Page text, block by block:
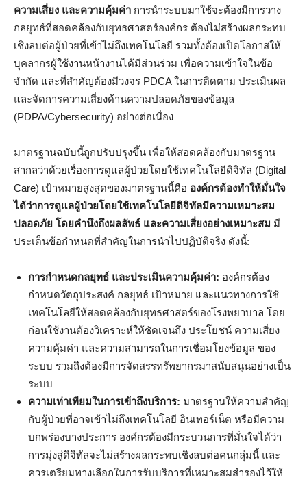
ความเสี่ยง และความคุ้มค่า การนำระบบมาใช้จะต้องมีการวาง
กลยุทธ์ที่สอดคล้องกับยุทธศาสตร์องค์กร ต้องไม่สร้างผลกระทบ
เชิงลบต่อผู้ป่วยที่เข้าไม่ถึงเทคโนโลยี รวมทั้งต้องเปิดโอกาสให้
บุคลากรผู้ใช้งานหน้างานได้มีส่วนร่วม เพื่อความเข้าใจในข้อ
จำกัด และที่สำคัญต้องมีวงจร PDCA ในการติดตาม ประเมินผล
และจัดการความเสี่ยงด้านความปลอดภัยของข้อมูล
(PDPA/Cybersecurity) อย่างต่อเนื่อง
มาตรฐานฉบับนี้ถูกปรับปรุงขึ้น เพื่อให้สอดคล้องกับมาตรฐาน
สากลว่าด้วยเรื่องการดูแลผู้ป่วยโดยใช้เทคโนโลยีดิจิทัล (Digital
Care) เป้าหมายสูงสุดของมาตรฐานนี้คือ องค์กรต้องทำให้มั่นใจ
ได้ว่าการดูแลผู้ป่วยโดยใช้เทคโนโลยีดิจิทัลมีความเหมาะสม
ปลอดภัย โดยคำนึงถึงผลลัพธ์ และความเสี่ยงอย่างเหมาะสม มี
ประเด็นข้อกำหนดที่สำคัญในการนำไปปฏิบัติจริง ดังนี้:
การกำหนดกลยุทธ์ และประเมินความคุ้มค่า: องค์กรต้อง
กำหนดวัตถุประสงค์ กลยุทธ์ เป้าหมาย และแนวทางการใช้
เทคโนโลยีให้สอดคล้องกับยุทธศาสตร์ของโรงพยาบาล โดย
ก่อนใช้งานต้องวิเคราะห์ให้ชัดเจนถึง ประโยชน์ ความเสี่ยง
ความคุ้มค่า และความสามารถในการเชื่อมโยงข้อมูล ของ
ระบบ รวมถึงต้องมีการจัดสรรทรัพยากรมาสนับสนุนอย่างเป็น
ระบบ
ความเท่าเทียมในการเข้าถึงบริการ: มาตรฐานให้ความสำคัญ
กับผู้ป่วยที่อาจเข้าไม่ถึงเทคโนโลยี อินเทอร์เน็ต หรือมีความ
บกพร่องบางประการ องค์กรต้องมีกระบวนการที่มั่นใจได้ว่า
การมุ่งสู่ดิจิทัลจะไม่สร้างผลกระทบเชิงลบต่อคนกลุ่มนี้ และ
ควรเตรียมทางเลือกในการรับบริการที่เหมาะสมสำรองไว้ให้